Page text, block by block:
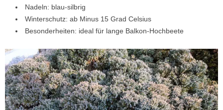
Nadeln: blau-silbrig
Winterschutz: ab Minus 15 Grad Celsius
Besonderheiten: ideal für lange Balkon-Hochbeete